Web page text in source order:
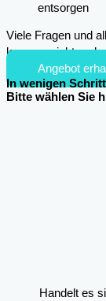
entsorgen
Viele Fragen und
kann es nicht
Angebot
In wenigen
Bitte wählen Sie
Handelt es